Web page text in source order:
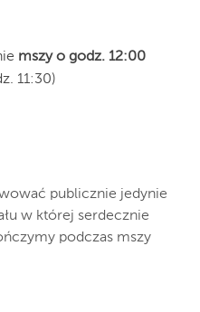
mszy o godz. 12:00
11:30)
publicznie jedynie
w której serdecznie
podczas mszy